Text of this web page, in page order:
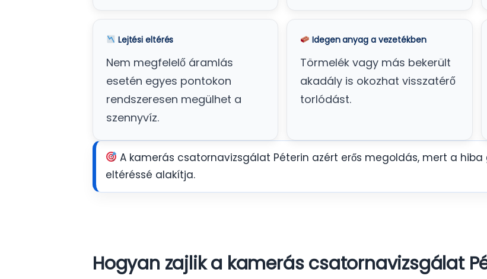
Lejtési eltérés
Nem megfelelő áramlás
esetén egyes pontokon
rendszeresen megülhet a
szennyvíz.
Idegen anyag a vezetékben
Törmelék vagy más bekerült
akadály is okozhat visszatérő
torlódást.
A kamerás csatornavizsgálat Péterin azért erős megoldás, mert a
eltéréssé alakítja.
Hogyan zajlik a kamerás csatornavizsgálat